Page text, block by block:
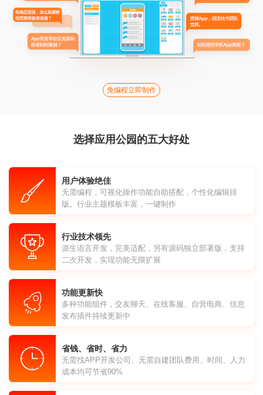
免编程立即制作
选择应用公园的五大好处
用户体验绝佳
无需编程，可视化操作功能自助搭配，个性化编辑排
版。行业主题模板丰富，一键制作
行业技术领先
源生语言开发，完美适配，另有源码独立部署版，支持
二次开发，实现功能无限扩展
功能更新快
多种功能组件，交友聊天、在线客服、自营电商、信息
发布插件持续更新中
省钱、省时、省力
无需找APP开发公司、无需自建团队费用、时间、人力
成本均可节省90%